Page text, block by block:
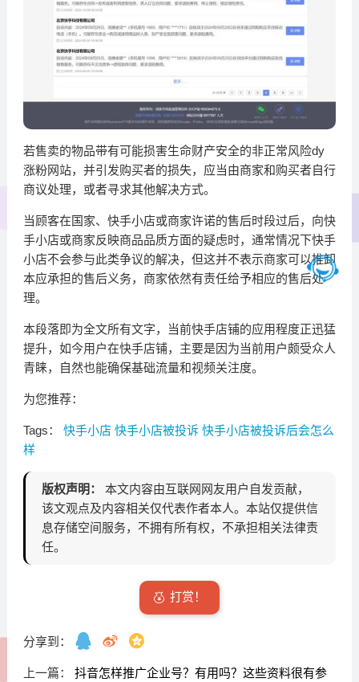
若售卖的物品带有可能损害生命财产安全的非正常风险dy
涨粉网站，并引发购买者的损失，应当由商家和购买者自行
商议处理，或者寻求其他解决方式。
当顾客在国家、快手小店或商家许诺的售后时段过后，向快
手小店或商家反映商品品质方面的疑虑时，通常情况下快手
小店不会参与此类争议的解决，但这并不表示商家可以推卸
本应承担的售后义务，商家依然有责任给予相应的售后处
理。
本段落即为全文所有文字，当前快手店铺的应用程度正迅猛
提升，如今用户在快手店铺，主要是因为当前用户颇受众人
青睐，自然也能确保基础流量和视频关注度。
为您推荐：
Tags： 快手小店 快手小店被投诉 快手小店被投诉后会怎么
样
版权声明：
本文内容由互联网网友用户自发贡献，
该文观点及内容相关仅代表作者本人。本站仅提供信
息存储空间服务，不拥有所有权，不承担相关法律责
任。
打赏！
分享到：
上一篇： 抖音怎样推广企业号？有用吗？这些资料很有参